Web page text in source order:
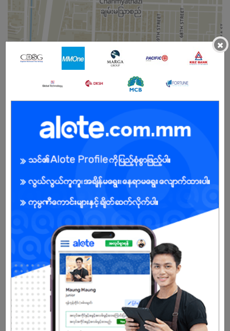
အခွင့်အရေးရှိသူ : ကျား
ကျွန်ုပ်တို့ကုမ္ပဏီအကြောင်း
AUNG TA GON (Audio Center) was established in 1997. AUNG TA
GON Electronic has begun selling electronic devices at 22nd
street Aungmyaytharzan Township. In 2007, we moved 84th
street between 30x31 Streets, Chanayetharzan Township and
sold not only Electronic also Audio equipment. In 2014, we moved
83rd street between 29x30 streets Chanayetharzan Township. A
new AUNG TA GON Showroom has been established in 2019 at
58th street, Circular Road, Kon Tan Quarter, Mandalay which is
available all high quality branded Audio equipment. Today,
Showroom and shop (1) are opening.
The founder of AUNG TA GON is U THEIN THAUNG OO. He has
good audio knowledge, and skills so he can explain to customers
as well.
AUNG TA GON (Audio Center) founder U THEIN THAUNG OO found
ATK professional brand with his audio engineering knowledge in
the middle of 2017. He also visited audio factories to make high
×